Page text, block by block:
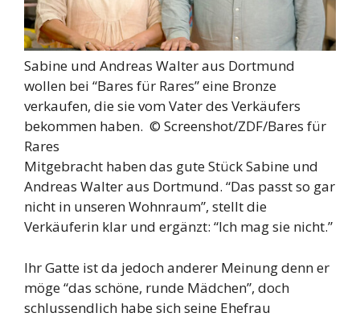
Sabine und Andreas Walter aus Dortmund
wollen bei “Bares für Rares” eine Bronze
verkaufen, die sie vom Vater des Verkäufers
bekommen haben. © Screenshot/ZDF/Bares für
Rares
Mitgebracht haben das gute Stück Sabine und
Andreas Walter aus Dortmund. “Das passt so gar
nicht in unseren Wohnraum”, stellt die
Verkäuferin klar und ergänzt: “Ich mag sie nicht.”
Ihr Gatte ist da jedoch anderer Meinung denn er
möge “das schöne, runde Mädchen”, doch
schlussendlich habe sich seine Ehefrau